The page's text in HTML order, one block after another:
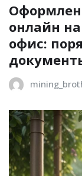
онлайн
офис: